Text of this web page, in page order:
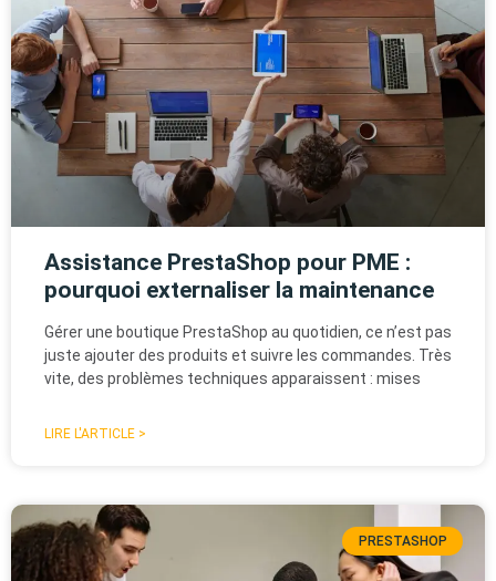
Assistance PrestaShop pour PME :
pourquoi externaliser la maintenance
Gérer une boutique PrestaShop au quotidien, ce n’est pas
juste ajouter des produits et suivre les commandes. Très
vite, des problèmes techniques apparaissent : mises
LIRE L'ARTICLE >
PRESTASHOP